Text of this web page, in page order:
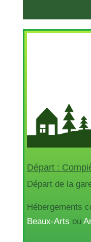
Départ :
Départ de la
Hébergements
Beaux-Arts ou